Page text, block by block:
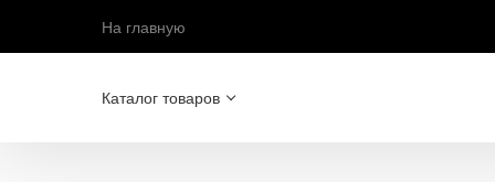
На главную
Каталог товаров